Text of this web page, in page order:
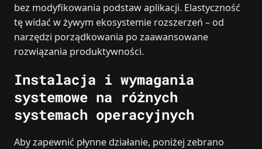
bez modyfikowania podstaw aplikacji. Elastyczność
tę widać w żywym ekosystemie rozszerzeń – od
narzędzi porządkowania po zaawansowane
rozwiązania produktywności.
Instalacja i wymagania
systemowe na różnych
systemach operacyjnych
Aby zapewnić płynne działanie, poniżej zebrano